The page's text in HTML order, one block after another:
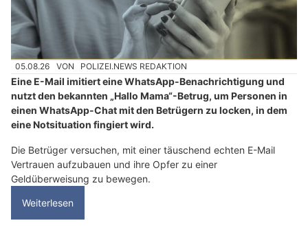
05.08.26 VON POLIZEI.NEWS REDAKTION
Eine E-Mail imitiert eine WhatsApp-Benachrichtigung und
nutzt den bekannten „Hallo Mama“-Betrug, um Personen in
einen WhatsApp-Chat mit den Betrügern zu locken, in dem
eine Notsituation fingiert wird.
Die Betrüger versuchen, mit einer täuschend echten E-Mail
Vertrauen aufzubauen und ihre Opfer zu einer
Geldüberweisung zu bewegen.
Weiterlesen